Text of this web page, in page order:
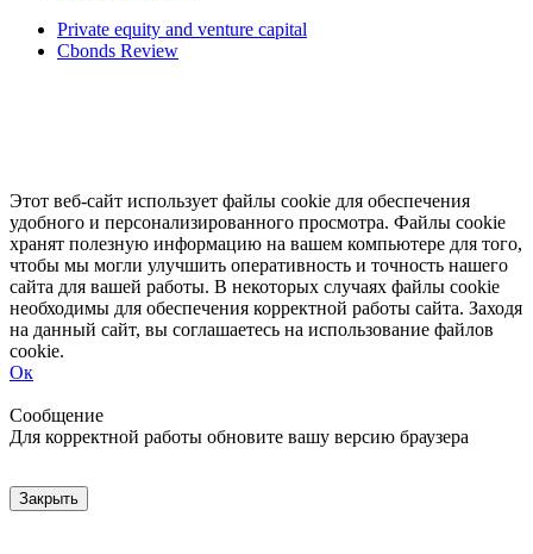
Private equity and venture capital
Cbonds Review
Этот веб-сайт использует файлы cookie для обеспечения
удобного и персонализированного просмотра. Файлы cookie
хранят полезную информацию на вашем компьютере для того,
чтобы мы могли улучшить оперативность и точность нашего
сайта для вашей работы. В некоторых случаях файлы cookie
необходимы для обеспечения корректной работы сайта. Заходя
на данный сайт, вы соглашаетесь на использование файлов
cookie.
Ок
Сообщение
Для корректной работы обновите вашу версию браузера
Закрыть